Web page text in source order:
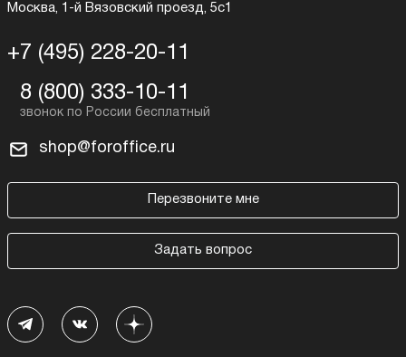
Москва, 1-й Вязовский проезд, 5с1
+7 (495) 228-20-11
8 (800) 333-10-11
shop@foroffice.ru
Перезвоните мне
Задать вопрос